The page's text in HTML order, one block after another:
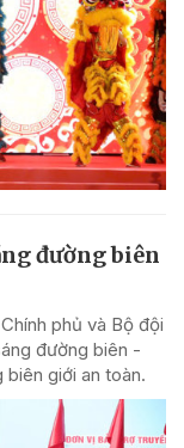
đường biên
phủ và Bộ đội
đường biên -
giới an toàn.